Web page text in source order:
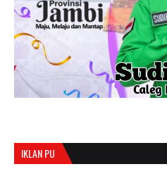
IKLAN PU